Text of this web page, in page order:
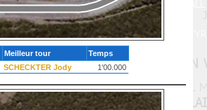
Meilleur tour
Temps
SCHECKTER Jody 1'00.000